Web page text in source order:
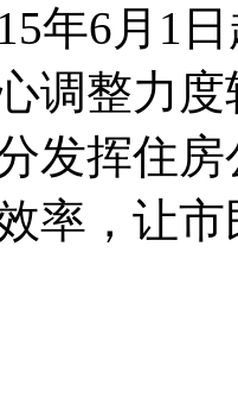
年6月1
调整力
发挥住
率，让